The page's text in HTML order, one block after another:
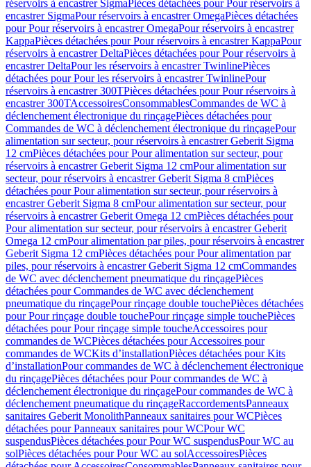
réservoirs à encastrer SigmaPièces détachées pour Pour réservoirs à
encastrer SigmaPour réservoirs à encastrer OmegaPièces détachées
pour Pour réservoirs à encastrer OmegaPour réservoirs à encastrer
KappaPièces détachées pour Pour réservoirs à encastrer KappaPour
réservoirs à encastrer DeltaPièces détachées pour Pour réservoirs à
encastrer DeltaPour les réservoirs à encastrer TwinlinePièces
détachées pour Pour les réservoirs à encastrer TwinlinePour
réservoirs à encastrer 300TPièces détachées pour Pour réservoirs à
encastrer 300TAccessoiresConsommablesCommandes de WC à
déclenchement électronique du rinçagePièces détachées pour
Commandes de WC à déclenchement électronique du rinçagePour
alimentation sur secteur, pour réservoirs à encastrer Geberit Sigma
12 cmPièces détachées pour Pour alimentation sur secteur, pour
réservoirs à encastrer Geberit Sigma 12 cmPour alimentation sur
secteur, pour réservoirs à encastrer Geberit Sigma 8 cmPièces
détachées pour Pour alimentation sur secteur, pour réservoirs à
encastrer Geberit Sigma 8 cmPour alimentation sur secteur, pour
réservoirs à encastrer Geberit Omega 12 cmPièces détachées pour
Pour alimentation sur secteur, pour réservoirs à encastrer Geberit
Omega 12 cmPour alimentation par piles, pour réservoirs à encastrer
Geberit Sigma 12 cmPièces détachées pour Pour alimentation par
piles, pour réservoirs à encastrer Geberit Sigma 12 cmCommandes
de WC avec déclenchement pneumatique du rinçagePièces
détachées pour Commandes de WC avec déclenchement
pneumatique du rinçagePour rinçage double touchePièces détachées
pour Pour rinçage double touchePour rinçage simple touchePièces
détachées pour Pour rinçage simple toucheAccessoires pour
commandes de WCPièces détachées pour Accessoires pour
commandes de WCKits d’installationPièces détachées pour Kits
d’installationPour commandes de WC à déclenchement électronique
du rinçagePièces détachées pour Pour commandes de WC à
déclenchement électronique du rinçagePour commandes de WC à
déclenchement pneumatique du rinçageRaccordementsPanneaux
sanitaires Geberit MonolithPanneaux sanitaires pour WCPièces
détachées pour Panneaux sanitaires pour WCPour WC
suspendusPièces détachées pour Pour WC suspendusPour WC au
solPièces détachées pour Pour WC au solAccessoiresPièces